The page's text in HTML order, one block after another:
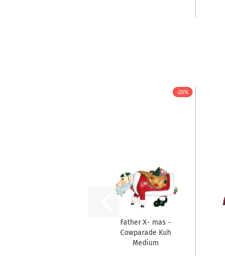
-20%
Father X- mas -
Cowparade Kuh
Medium